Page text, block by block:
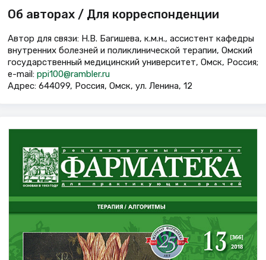
Об авторах / Для корреспонденции
Автор для связи: Н.В. Багишева, к.м.н., ассистент кафедры
внутренних болезней и поликлинической терапии, Омский
государственный медицинский университет, Омск, Россия;
e-mail: ppi100@rambler.ru
Адрес: 644099, Россия, Омск, ул. Ленина, 12